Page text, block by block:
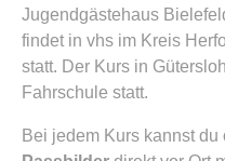
Jugendgästehaus
findet in vhs im Kreis
statt. Der Kurs in
Fahrschule statt.
Bei jedem Kurs kannst du